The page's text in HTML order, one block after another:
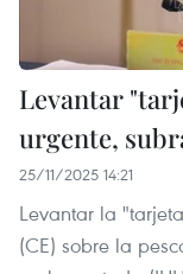
Levantar
urgente,
25/11/2025 14:21
Levantar la
(CE) sobre la